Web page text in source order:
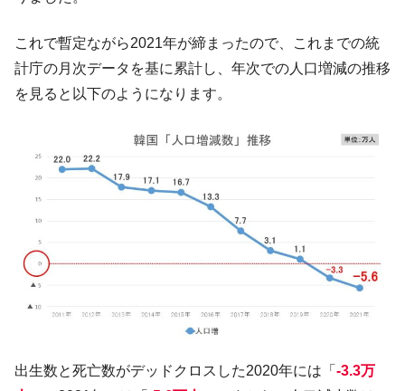
Fact1
これで暫定ながら2021年が締まったので、これまでの統
計庁の月次データを基に累計し、年次での人口増減の推移
を見ると以下のようになります。
出生数と死亡数がデッドクロスした2020年には「 -3.3万